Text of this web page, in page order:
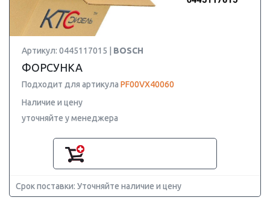
Артикул: 0445117015 | BOSCH
ФОРСУНКА
Подходит для артикула PF00VX40060
Наличие и цену
уточняйте у менеджера
Срок поставки: Уточняйте наличие и цену